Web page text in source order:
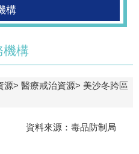
構
機構
源 醫療戒治資源
美沙冬跨區
資料來源：毒品防制局